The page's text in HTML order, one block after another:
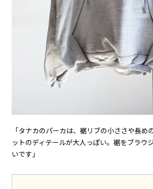
「タナカのパーカは、裾リブの小ささや長め
ットのディテールが大人っぽい。裾をブラウ
いです」